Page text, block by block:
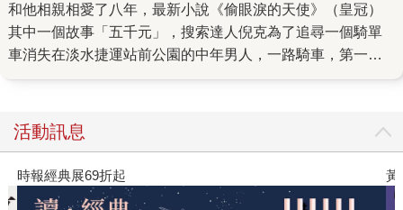
和他相親相愛了八年，最新小說《偷眼淚的天使》（皇冠）
其中一個故事「五千元」，搜索達人倪克為了追尋一個騎單
車消失在淡水捷運站前公園的中年男人，一路騎車，第一天
一日跑了幾十年，在健身房蒸發掉的汗水難以計算，單車也
騎了近三千個日子，最後終於，張國立奮力抵達了他漫長寫
作人生的分水嶺。即便是獲得第二屆皇冠大眾小說獎的《匈
奴》，張國立都承認，他是一路靠著直覺和天賦在寫作，天
活動訊息
黃色書刊回來了！一起走進他的漫畫宇宙